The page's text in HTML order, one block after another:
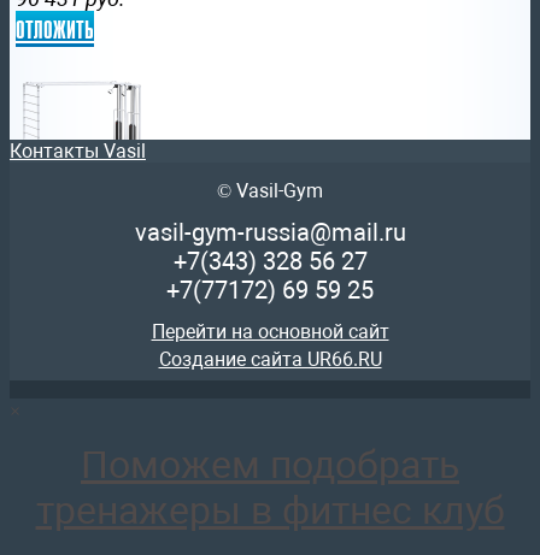
отложить
AR085.2х100 Реабилитационный комплекс со шведской
отложить
Контакты Vasil
© Vasil-Gym
vasil-gym-russia@mail.ru
+7(343) 328 56 27
+7(77172) 69 59 25
Перейти на основной сайт
Создание сайта UR66.RU
×
Поможем подобрать
тренажеры в фитнес клуб